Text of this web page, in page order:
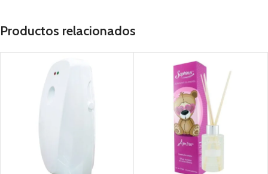
Productos relacionados